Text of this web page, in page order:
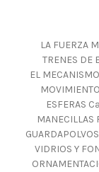
LA FUERZA
TRENES DE
EL
ESFERAS
VIDRIOS Y